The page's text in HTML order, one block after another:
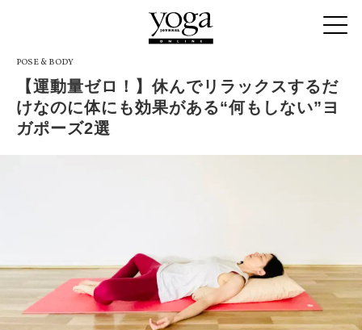
POSE & BODY
【運動量ゼロ！】休んでリラックスするだ
けなのに体にも効果がある“何もしない”ヨ
ガポーズ2選